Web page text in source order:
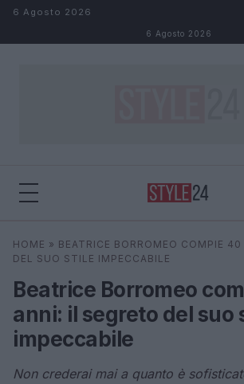
Salta al contenuto
6 Agosto 2026
6 Agosto 2026
Cerca
HOME » BEATRICE BORROMEO COMPIE
DEL SUO STILE IMPECCABILE
Beatrice Borromeo
anni: il segreto del suo
impeccabile
Non crederai mai a quanto è